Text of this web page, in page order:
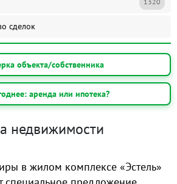
сделок
объекта/собственника
аренда или ипотека?
недвижимости
в жилом комплексе «Эстель»